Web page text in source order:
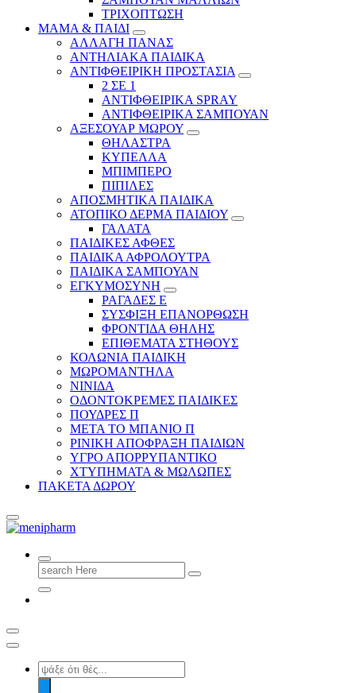
ΤΡΙΧΟΠΤΩΣΗ
ΜΑΜΑ & ΠΑΙΔΙ
ΑΛΛΑΓΗ ΠΑΝΑΣ
ΑΝΤΗΛΙΑΚΑ ΠΑΙΔΙΚΑ
ΑΝΤΙΦΘΕΙΡΙΚΗ ΠΡΟΣΤΑΣΙΑ
2 ΣΕ 1
ΑΝΤΙΦΘΕΙΡΙΚΑ SPRAY
ΑΝΤΙΦΘΕΙΡΙΚΑ ΣΑΜΠΟΥΑΝ
ΑΞΕΣΟΥΑΡ ΜΩΡΟΥ
ΘΗΛΑΣΤΡΑ
ΚΥΠΕΛΛΑ
ΜΠΙΜΠΕΡΟ
ΠΙΠΙΛΕΣ
ΑΠΟΣΜΗΤΙΚΑ ΠΑΙΔΙΚΑ
ΑΤΟΠΙΚΟ ΔΕΡΜΑ ΠΑΙΔΙΟΥ
ΓΑΛΑΤΑ
ΠΑΙΔΙΚΕΣ ΑΦΘΕΣ
ΠΑΙΔΙΚΑ ΑΦΡΟΛΟΥΤΡΑ
ΠΑΙΔΙΚΑ ΣΑΜΠΟΥΑΝ
ΕΓΚΥΜΟΣΥΝΗ
ΡΑΓΑΔΕΣ Ε
ΣΥΣΦΙΞΗ ΕΠΑΝΟΡΘΩΣΗ
ΦΡΟΝΤΙΔΑ ΘΗΛΗΣ
ΕΠΙΘΕΜΑΤΑ ΣΤΗΘΟΥΣ
ΚΟΛΩΝΙΑ ΠΑΙΔΙΚΗ
ΜΩΡΟΜΑΝΤΗΛΑ
ΝΙΝΙΔΑ
ΟΔΟΝΤΟΚΡΕΜΕΣ ΠΑΙΔΙΚΕΣ
ΠΟΥΔΡΕΣ Π
ΜΕΤΑ ΤΟ ΜΠΑΝΙΟ Π
ΡΙΝΙΚΗ ΑΠΟΦΡΑΞΗ ΠΑΙΔΙΩΝ
ΥΓΡΟ ΑΠΟΡΡΥΠΑΝΤΙΚΟ
ΧΤΥΠΗΜΑΤΑ & ΜΩΛΩΠΕΣ
ΠΑΚΕΤΑ ΔΩΡΟΥ
shop 2 easily
Search
for:
Products
search